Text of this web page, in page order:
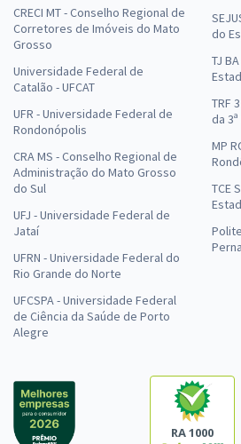
CRECI MT - Conselho Regional de
Corretores de Imóveis do Mato
Grosso
Universidade Federal de
Catalão - UFCAT
UFR - Universidade Federal de
Rondonópolis
CRA MS - Conselho Regional de
Administração do Mato Grosso
do Sul
UFJ - Universidade Federal de
Jataí
UFRN - Universidade Federal do
Rio Grande do Norte
UFCSPA - Universidade Federal
de Ciência da Saúde de Porto
Alegre
do
TJ
TRF
da
MP
TCE
RA 1000